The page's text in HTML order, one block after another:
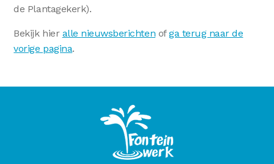
de Plantagekerk).
Bekijk hier alle nieuwsberichten ofga terug naar de
vorige pagina.